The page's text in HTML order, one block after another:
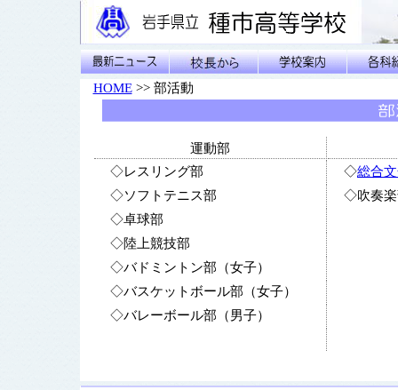
HOME>> 部活動
運動部
◇レスリング部
◇総合
◇ソフトテニス部
◇吹奏楽
◇卓球部
◇陸上競技部
◇バドミントン部（女子）
◇バスケットボール部（女子）
◇バレーボール部（男子）